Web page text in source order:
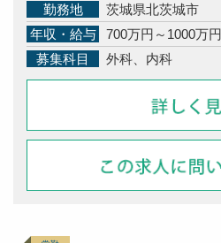
勤務地
茨城県北茨城市
年収・給与
700万円～1000万円
募集科目
外科、内科